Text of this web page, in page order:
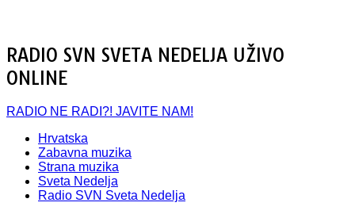
RADIO SVN SVETA NEDELJA UŽIVO
ONLINE
RADIO NE RADI?! JAVITE NAM!
Hrvatska
Zabavna muzika
Strana muzika
Sveta Nedelja
Radio SVN Sveta Nedelja